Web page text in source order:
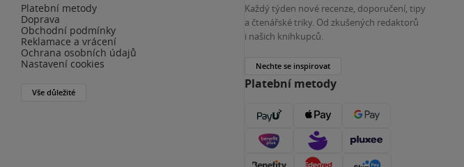
Platební metody
Doprava
Obchodní podmínky
Reklamace a vrácení
Ochrana osobních údajů
Nastavení cookies
Vše důležité
Každý týden nové recenze, doporučení, tipy
a čtenářské triky. Od zkušených redaktorů
i našich knihkupců.
Nechte se inspirovat
Platební metody